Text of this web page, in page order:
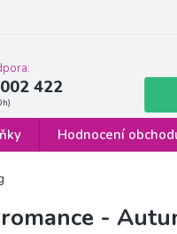
Formulář pro
422
Hodnocení
-